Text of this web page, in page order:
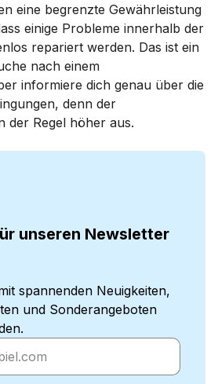
eine begrenzte Gewährleistung
einige Probleme innerhalb der
repariert werden. Das ist ein
nach einem
informiere dich genau über die
denn der
der Regel höher aus.
unseren Newsletter
spannenden Neuigkeiten,
und Sonderangeboten